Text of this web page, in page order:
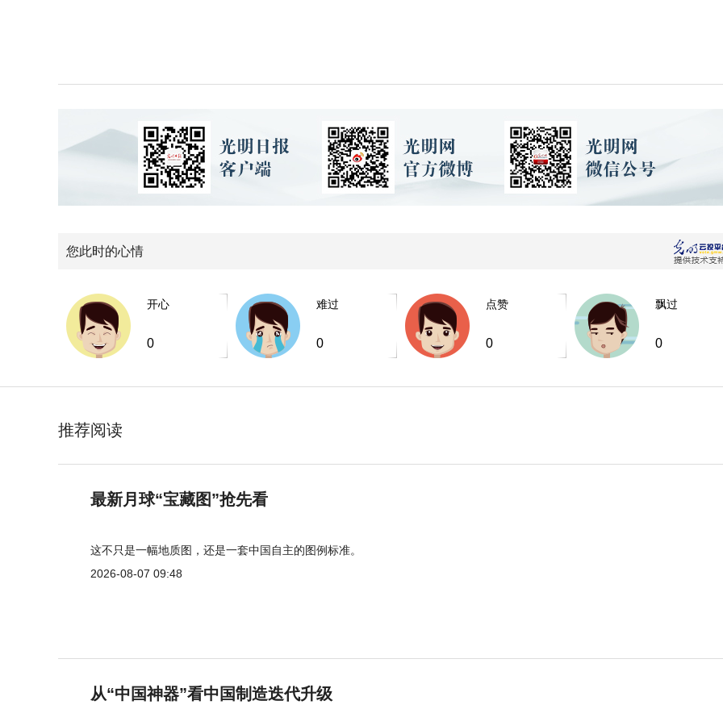
您此时的心情
开心
0
难过
0
点赞
0
飘过
0
推荐阅读
最新月球“宝藏图”抢先看
这不只是一幅地质图，还是一套中国自主的图例标准。
2026-08-07 09:48
从“中国神器”看中国制造迭代升级